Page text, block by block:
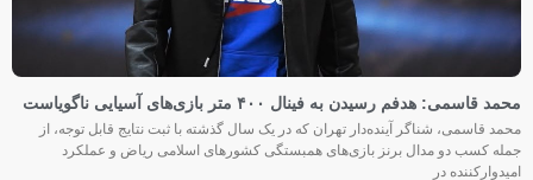
محمد قاسمی: هدفم رسیدن به فینال ۴۰۰ متر بازی‌های آسیایی ناگویاست
محمد قاسمی، شناگر آینده‌دار تهران که در یک سال گذشته با ثبت نتایج قابل توجه، از
جمله کسب دو مدال برنز بازی‌های همبستگی کشورهای اسلامی ریاض و عملکرد
امیدوارکننده در